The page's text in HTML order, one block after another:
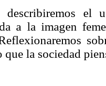
describiremos el
a la imagen
que la sociedad